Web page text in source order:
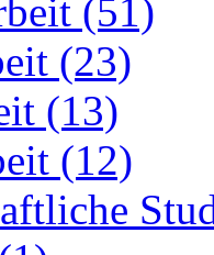
(51)
(23)
(13)
(12)